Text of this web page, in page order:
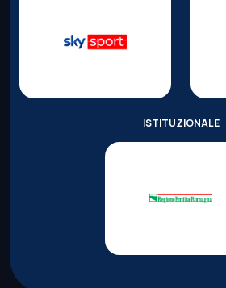
ISTITUZIONALE